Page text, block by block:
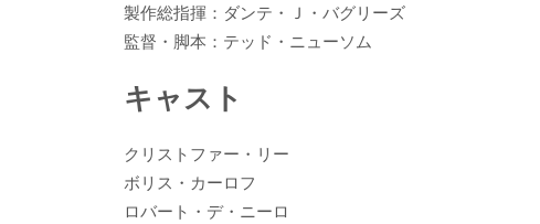
製作総指揮：ダンテ・Ｊ・バグリーズ
監督・脚本：テッド・ニューソム
キャスト
クリストファー・リー
ボリス・カーロフ
ロバート・デ・ニーロ